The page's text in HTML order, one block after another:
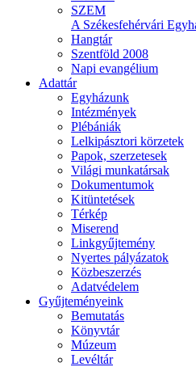
SZEM
A Székesfehérvári
Hangtár
Szentföld 2008
Napi evangélium
Adattár
Egyházunk
Intézmények
Plébániák
Lelkipásztori körzetek
Papok, szerzetesek
Világi munkatársak
Dokumentumok
Kitüntetések
Térkép
Miserend
Linkgyűjtemény
Nyertes pályázatok
Közbeszerzés
Adatvédelem
Gyűjteményeink
Bemutatás
Könyvtár
Múzeum
Levéltár